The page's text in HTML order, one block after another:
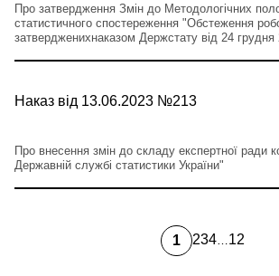
Про затвердження Змін до Методологічних
статистичного спостереження "Обстеження
затвердженихнаказом Держстату від 24
Наказ від 13.06.2023 №213
Про внесення змін до складу експертної ради
Державній службі статистики України"
Поточна
1 Page
2Page
3Page
4… Остання
12